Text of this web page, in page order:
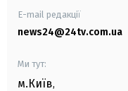
E-mail редакції
news24@24tv.com.ua
Ми тут:
м.Київ,